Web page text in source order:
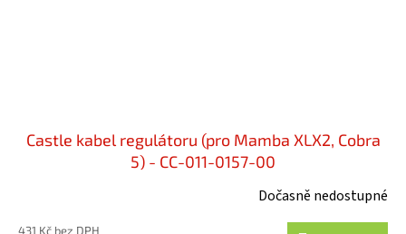
Castle kabel regulátoru (pro Mamba XLX2, Cobra
5) - CC-011-0157-00
Dočasně nedostupné
431 Kč bez DPH